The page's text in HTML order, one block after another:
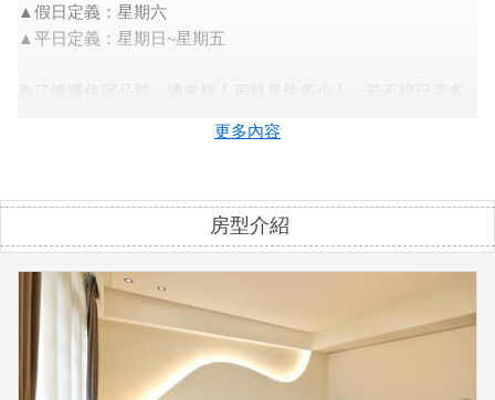
▲假日定義：星期六
▲平日定義：星期日~星期五
假如沒有事先告知而臨時加人除了可以拒絕房客住宿，並視同
是人，所以也請先告知，再決定是否加收費用。)
淡季加人：600/人
＊貼心體醒:(部份房型無法加床請先詢問)
＊房型如有特別需求，可事先商討。
＊包棟人數基本20人，最多可住到22人。
＊住宿不包含提供早餐，早餐請自理，如有需要有民宿配合的
外送店家。
更多內容
房型介紹